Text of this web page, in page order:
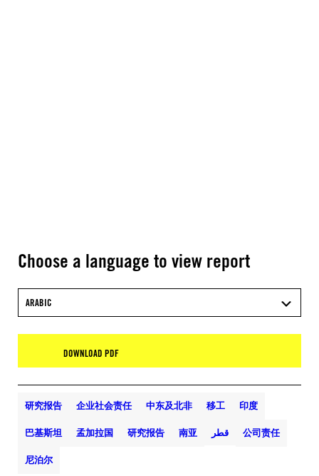
Choose a language to view report
ARABIC
DOWNLOAD PDF
研究报告 企业社会责任 中东及北非 移工 印度
巴基斯坦 孟加拉国 研究报告 南亚 قطر 公司责任
尼泊尔